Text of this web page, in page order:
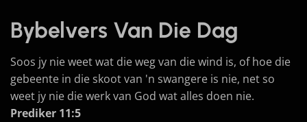
Bybelvers Van Die Dag
Soos jy nie weet wat die weg van die wind is, of hoe die
gebeente in die skoot van 'n swangere is nie, net so
weet jy nie die werk van God wat alles doen nie.
Prediker 11:5